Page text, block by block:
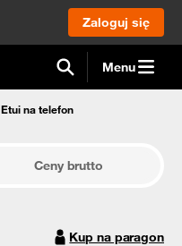
Zaloguj się
Menu
Etui na telefon
Ceny brutto
Kup na paragon